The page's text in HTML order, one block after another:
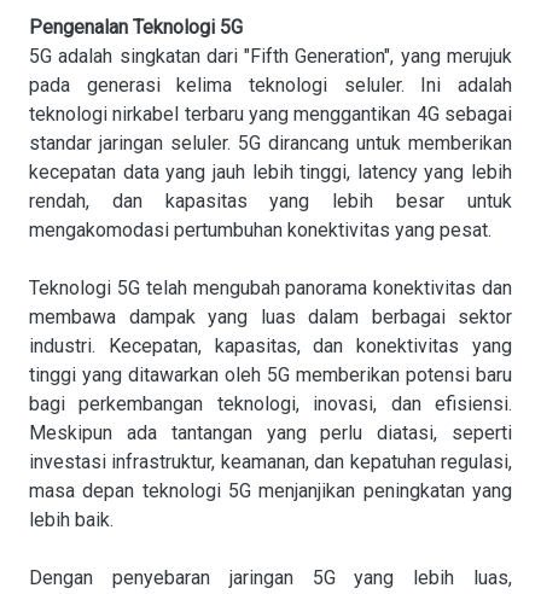
Pengenalan Teknologi 5G
5G adalah singkatan dari "Fifth Generation", yang merujuk
pada generasi kelima teknologi seluler. Ini adalah
teknologi nirkabel terbaru yang menggantikan 4G sebagai
standar jaringan seluler. 5G dirancang untuk memberikan
kecepatan data yang jauh lebih tinggi, latency yang lebih
rendah, dan kapasitas yang lebih besar untuk
mengakomodasi pertumbuhan konektivitas yang pesat.
Teknologi 5G telah mengubah panorama konektivitas dan
membawa dampak yang luas dalam berbagai sektor
industri. Kecepatan, kapasitas, dan konektivitas yang
tinggi yang ditawarkan oleh 5G memberikan potensi baru
bagi perkembangan teknologi, inovasi, dan efisiensi.
Meskipun ada tantangan yang perlu diatasi, seperti
investasi infrastruktur, keamanan, dan kepatuhan regulasi,
masa depan teknologi 5G menjanjikan peningkatan yang
lebih baik.
Dengan penyebaran jaringan 5G yang lebih luas,